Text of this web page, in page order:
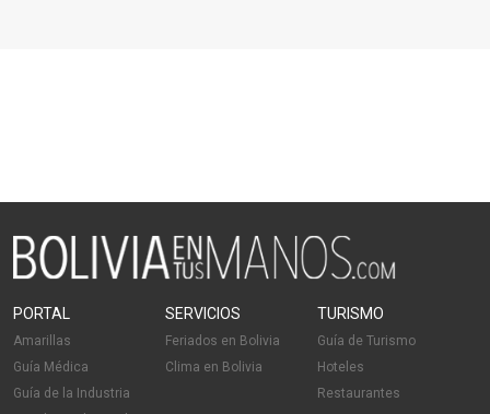
PORTAL
Amarillas
Guía Médica
Guía de la Industria
SERVICIOS
Feriados en Bolivia
Clima en Bolivia
TURISMO
Guía de Turismo
Hoteles
Restaurantes